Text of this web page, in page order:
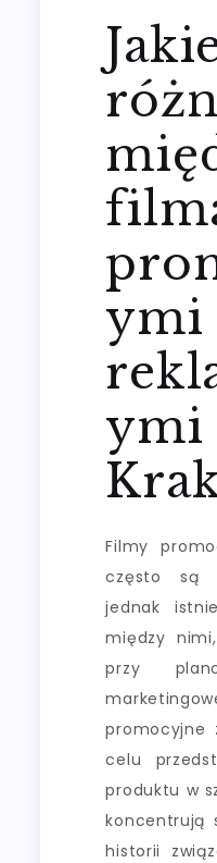
ymi
ymi
Filmy
często są
jednak
między
przy
promocyjne
celu
produktu w
koncentrują
historii